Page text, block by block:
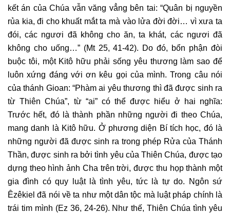
kết án của Chúa vẫn văng vẳng bên tai: “Quân bị nguyền
rủa kia, đi cho khuất mắt ta mà vào lửa đời đời… vì xưa ta
đói, các ngươi đã không cho ăn, ta khát, các ngươi đã
không cho uống…” (Mt 25, 41-42). Do đó, bổn phận đòi
buộc tôi, một Kitô hữu phải sống yêu thương làm sao để
luôn xứng đáng với ơn kêu gọi của mình. Trong câu nói
của thánh Gioan: “Phàm ai yêu thương thì đã được sinh ra
từ Thiên Chúa”, từ “ai” có thể được hiểu ở hai nghĩa:
Trước hết, đó là thành phần những người đi theo Chúa,
mang danh là Kitô hữu. Ở phương diện Bí tích học, đó là
những người đã được sinh ra trong phép Rửa của Thánh
Thần, được sinh ra bởi tình yêu của Thiên Chúa, được tạo
dựng theo hình ảnh Cha trên trời, được thu họp thành một
gia đình có quy luật là tình yêu, tức là tự do. Ngôn sứ
Êzêkiel đã nói về ta như một dân tộc mà luật pháp chính là
trái tim mình (Ez 36, 24-26). Như thế, Thiên Chúa tình yêu